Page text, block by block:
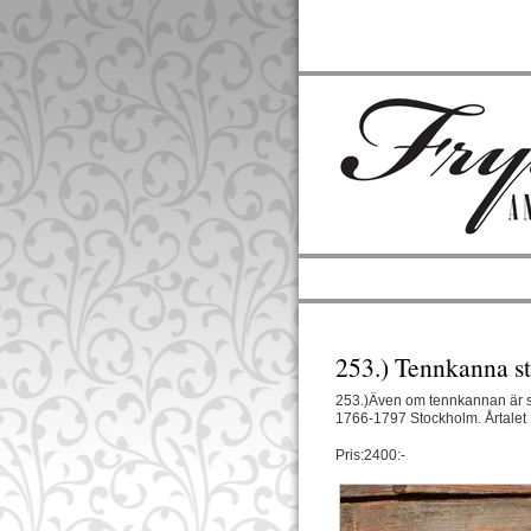
253.) Tennkanna
253.)Även om tennkannan är
1766-1797 Stockholm.
Pris:2400:-